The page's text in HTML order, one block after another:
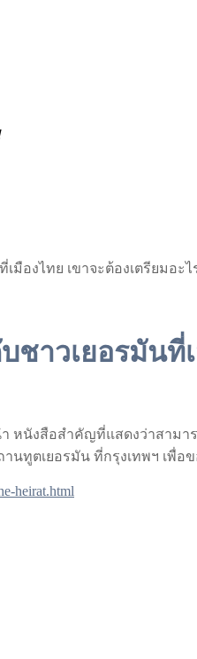
มืองไทย เขาจะต้องเตรียมอะไ
ชาวเยอรมันที่
นังสือสำคัญที่แสดงว่าสามาร
นทูตเยอรมัน ที่กรุงเทพฯ เพื่อ
heirat.html